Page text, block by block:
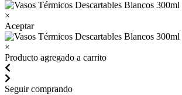
×
Aceptar
×
Producto agregado a carrito
Seguir comprando